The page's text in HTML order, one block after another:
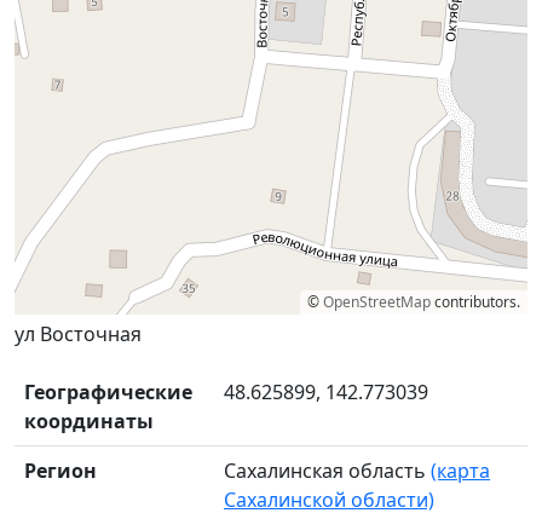
©OpenStreetMapcontributors.
ул Восточная
Географические
координаты
48.625899, 142.773039
Регион Сахалинская область (карта
Сахалинской области)